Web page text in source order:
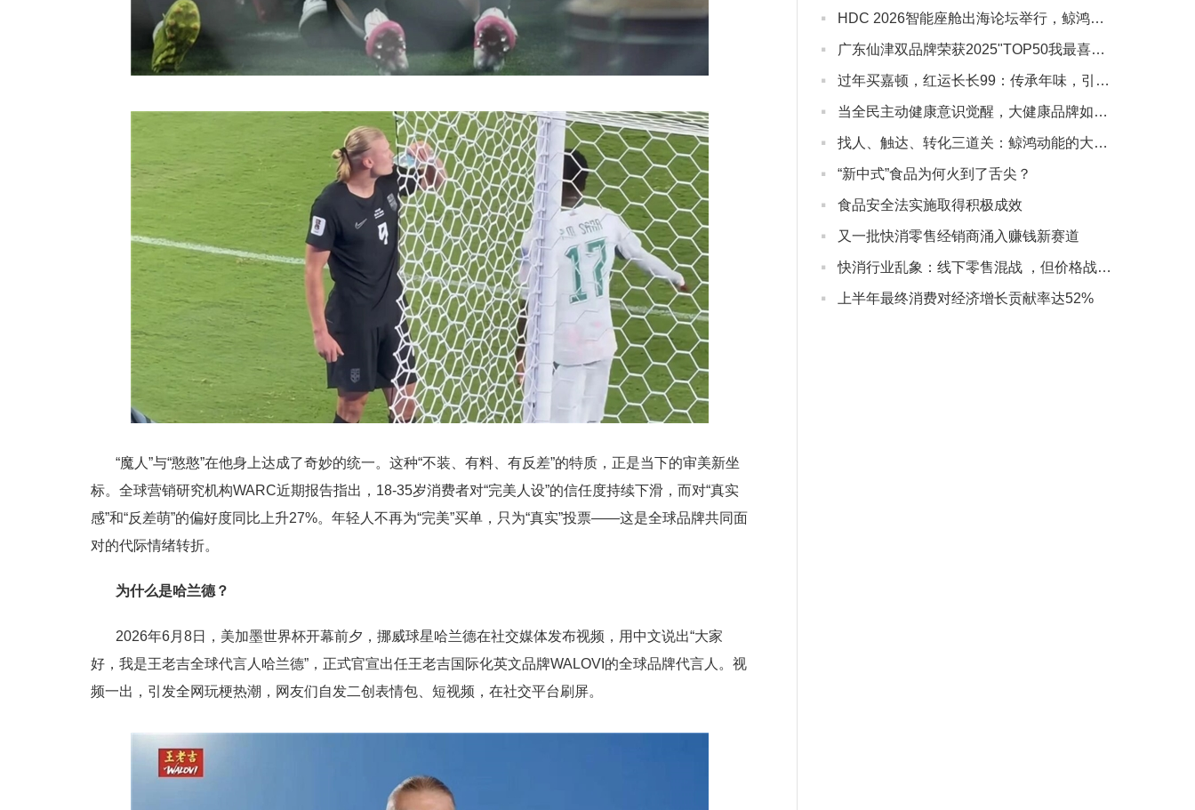
“魔人”与“憨憨”在他身上达成了奇妙的统一。这种“不装、有料、有反差”的特质，正是当下的审美新坐
标。全球营销研究机构WARC近期报告指出，18-35岁消费者对“完美人设”的信任度持续下滑，而对“真实
感”和“反差萌”的偏好度同比上升27%。年轻人不再为“完美”买单，只为“真实”投票——这是全球品牌共同面
对的代际情绪转折。
为什么是哈兰德 ？
2026年6月8日，美加墨世界杯开幕前夕，挪威球星哈兰德在社交媒体发布视频，用中文说出“大家
好，我是王老吉全球代言人哈兰德”，正式官宣出任王老吉国际化英文品牌WALOVI的全球品牌代言人。视
频一出，引发全网玩梗热潮，网友们自发二创表情包、短视频，在社交平台刷屏。
· HDC 2026智能座舱出海论坛举行，鲸鸿动能展示一站式品牌阵地解决方案，助力中国车企全球化高质量增长
· 广东仙津双品牌荣获2025"TOP50我最喜爱的广东商标品牌"
· 过年买嘉顿，红运长长99：传承年味，引领新春礼潮
· 当全民主动健康意识觉醒，大健康品牌如何与用户“深度同行”？
· 找人、触达、转化三道关：鲸鸿动能的大健康营销实战解法
· “新中式”食品为何火到了舌尖？
· 食品安全法实施取得积极成效
· 又一批快消零售经销商涌入赚钱新赛道
· 快消行业乱象：线下零售混战 ，但价格战没有赢家
· 上半年最终消费对经济增长贡献率达52%